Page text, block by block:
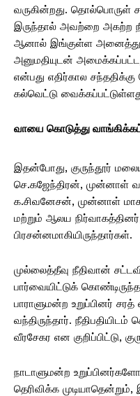
வருகின்றது. தொல்பொருள்
இருந்தால் அவற்றை அகற்ற
ஆனால் இங்குள்ள
அனுமதியுடன்
என்பது எதிர்கால
கல்வெட்டு
வாயை கொடுத்து
இதன்போது, குருந்தூர்
செ.கஜேந்திரன், முன்னாள்
க.சிவனேசன், முன்னாள்
மற்றும் ஆலய
பிரசன்னமாகியிருந்தார்கள்.
முல்லைத்தீவு நீதிவான்
பார்வையிட்டுக்
பாராளுமன்ற உறுப்பினர்
வந்திருந்தார். நீதிபதியிடம்
வீரசேகர என குறிப்பிட்டு,
நாடாளுமன்ற
தெரிவிக்க